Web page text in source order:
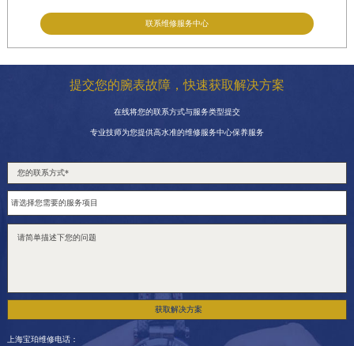
联系维修服务中心
提交您的腕表故障，快速获取解决方案
在线将您的联系方式与服务类型提交
专业技师为您提供高水准的维修服务中心保养服务
获取解决方案
上海宝珀维修电话：